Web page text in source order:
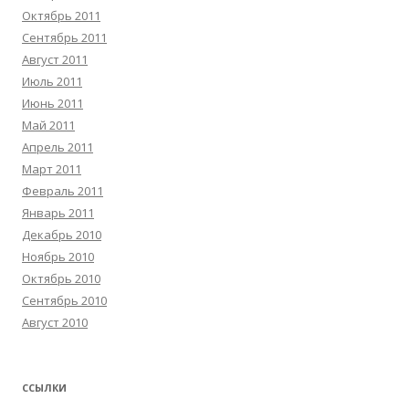
Октябрь 2011
Сентябрь 2011
Август 2011
Июль 2011
Июнь 2011
Май 2011
Апрель 2011
Март 2011
Февраль 2011
Январь 2011
Декабрь 2010
Ноябрь 2010
Октябрь 2010
Сентябрь 2010
Август 2010
ССЫЛКИ